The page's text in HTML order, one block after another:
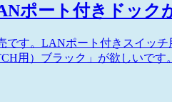
ポート付きドック
です。LANポート付きスイッ
用）ブラック」が欲しいです